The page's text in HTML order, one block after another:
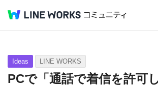
Q&A Tips Ideas
Ideas LINE WORKS
PCで「通話で着信を許可